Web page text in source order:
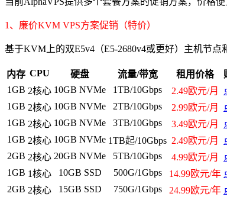
1、廉价KVM VPS方案促销（特价）
基于KVM上的双E5v4（E5-2680v4或更好）主机节
内存 CPU 硬盘 流量/带宽 租用价格
1GB 2核心 10GB NVMe 1TB/10Gbps 2.49欧元/月
1GB 2核心 10GB NVMe 2TB/10Gbps 2.99欧元/月
1GB 2核心 10GB NVMe 3TB/10Gbps 3.49欧元/月
1GB 2核心 10GB NVMe 1TB起/10Gbps 2.49欧元/月
2GB 2核心 20GB NVMe 5TB/10Gbps 4.99欧元/月
1GB 1核心 10GB SSD 500G/1Gbps 14.99欧元/年
2GB 2核心 15GB SSD 750G/1Gbps 24.99欧元/年